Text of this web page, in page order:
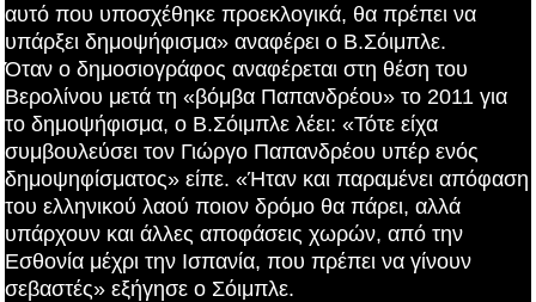
αυτό που υποσχέθηκε προεκλογικά, θα πρέπει να
υπάρξει δημοψήφισμα» αναφέρει ο Β.Σόιμπλε.
Όταν ο δημοσιογράφος αναφέρεται στη θέση του
Βερολίνου μετά τη «βόμβα Παπανδρέου» το 2011 για
το δημοψήφισμα, ο Β.Σόιμπλε λέει: «Τότε είχα
συμβουλεύσει τον Γιώργο Παπανδρέου υπέρ ενός
δημοψηφίσματος» είπε. «Ήταν και παραμένει απόφαση
του ελληνικού λαού ποιον δρόμο θα πάρει, αλλά
υπάρχουν και άλλες αποφάσεις χωρών, από την
Εσθονία μέχρι την Ισπανία, που πρέπει να γίνουν
σεβαστές» εξήγησε ο Σόιμπλε.